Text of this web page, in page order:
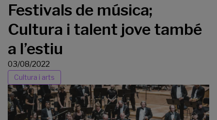
Festivals de música;
Cultura i talent jove també
a l’estiu
03/08/2022
Cultura i arts